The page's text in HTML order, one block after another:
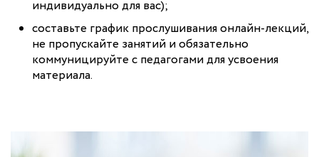
индивидуально для вас);
составьте график прослушивания онлайн-лекций,
не пропускайте занятий и обязательно
коммуницируйте с педагогами для усвоения
материала.